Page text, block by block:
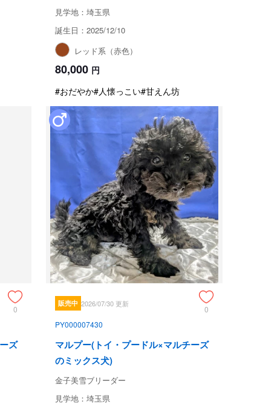
見学地：埼玉県
誕生日：2025/12/10
レッド系（赤色）
80,000 円
#おだやか#人懐っこい#甘えん坊
0
ズ
販売中 2026/07/30 更新
0
PY000007430
マルプー(トイ・プードル×マルチーズ
のミックス犬)
金子美雪ブリーダー
見学地：埼玉県